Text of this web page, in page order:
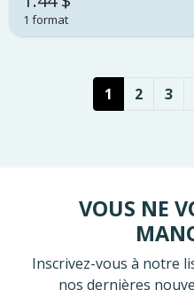
1 format
PaginationPage
1 Page
2 3
VOUS NE
Inscrivez-vous à notre
nos dernières